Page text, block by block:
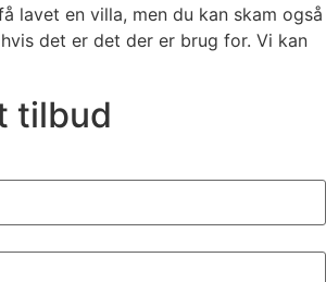
lavet en villa, men du kan skam også
det er det der er brug for. Vi kan
tilbud